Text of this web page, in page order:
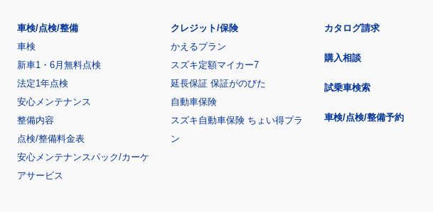
車検/点検/整備
車検
新車1・6月無料点検
法定1年点検
安心メンテナンス
整備内容
点検/整備料金表
安心メンテナンスパック/カーケ
アサービス
クレジット/保険
かえるプラン
スズキ定額マイカー7
延長保証 保証がのびた
自動車保険
スズキ自動車保険 ちょい得プラ
ン
カタログ請求
購入相談
試乗車検索
車検/点検/整備予約